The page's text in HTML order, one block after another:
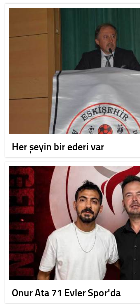
Her şeyin bir ederi var
Onur Ata 71 Evler Spor'da